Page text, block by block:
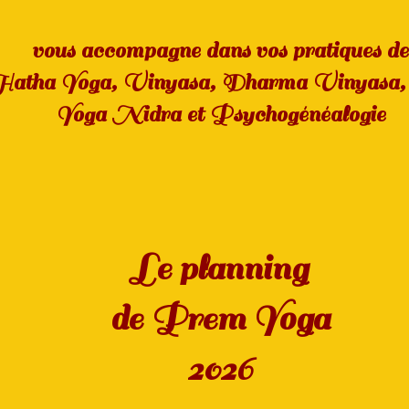
vous accompagne dans vos pratiques de
Yoga, Vinyasa, Dharma
Yoga Nidra et Psychogénéalogie
Le planning
de Prem Yoga
2026